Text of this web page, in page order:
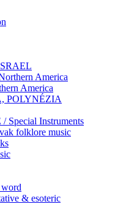
America
America
POLYNÉZIA
Special Instruments
folklore music
& esoteric